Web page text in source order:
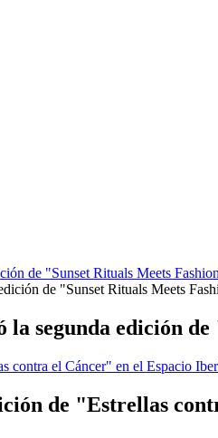
de "Sunset Rituals Meets
segunda edición
contra el Cáncer" en el Espacio
de "Estrellas